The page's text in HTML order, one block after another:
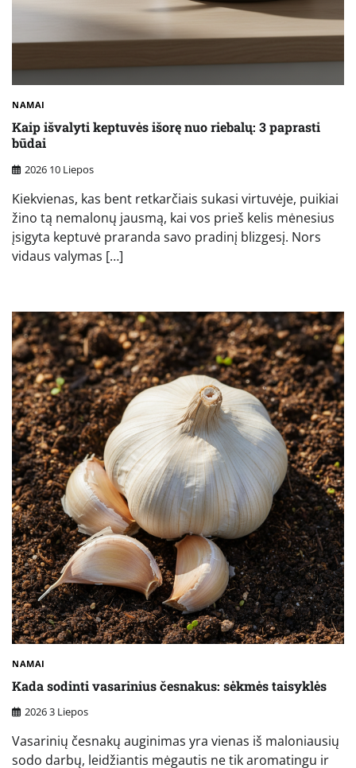
NAMAI
Kaip išvalyti keptuvės išorę nuo riebalų: 3 paprasti
būdai
2026 10 Liepos
Kiekvienas, kas bent retkarčiais sukasi virtuvėje, puikiai
žino tą nemalonų jausmą, kai vos prieš kelis mėnesius
įsigyta keptuvė praranda savo pradinį blizgesį. Nors
vidaus valymas […]
NAMAI
Kada sodinti vasarinius česnakus: sėkmės taisyklės
2026 3 Liepos
Vasarinių česnakų auginimas yra vienas iš maloniausių
sodo darbų, leidžiantis mėgautis ne tik aromatingu ir